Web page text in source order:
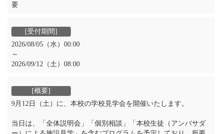
要
2026/08/05（水）00:00
～
2026/09/12（土）08:00
9月12日（土）に、本校の学校見学会を開催いたします。
当日は、「全体説明会」「個別相談」「本校生徒（アンバサダ